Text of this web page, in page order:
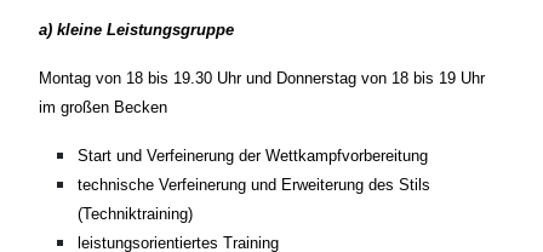
a) kleine Leistungsgruppe
Montag von 18 bis 19.30 Uhr und Donnerstag von 18 bis 19 Uhr
im großen Becken
Start und Verfeinerung der Wettkampfvorbereitung
technische Verfeinerung und Erweiterung des Stils
(Techniktraining)
leistungsorientiertes Training